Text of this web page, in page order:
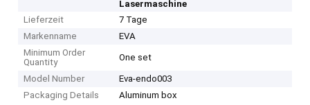
Lasermaschine
Lieferzeit
7 Tage
Markenname
EVA
Minimum Order
Quantity
One set
Model Number
Eva-endo003
Packaging Details
Aluminum box